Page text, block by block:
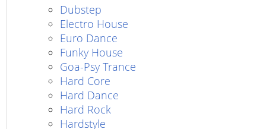
Dubstep
Electro House
Euro Dance
Funky House
Goa-Psy Trance
Hard Core
Hard Dance
Hard Rock
Hardstyle